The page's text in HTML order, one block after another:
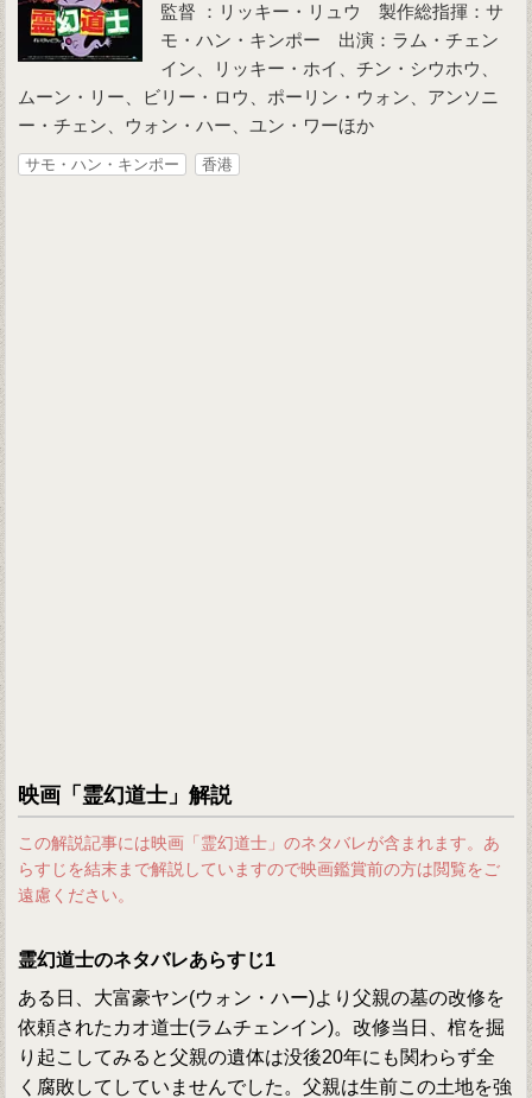
監督 ：リッキー・リュウ 製作総指揮：サ
モ・ハン・キンポー 出演：ラム・チェン
イン、リッキー・ホイ、チン・シウホウ、
ムーン・リー、ビリー・ロウ、ポーリン・ウォン、アンソニ
ー・チェン、ウォン・ハー、ユン・ワーほか
サモ・ハン・キンポー 香港
映画「霊幻道士」解説
この解説記事には映画「霊幻道士」のネタバレが含まれます。あ
らすじを結末まで解説していますので映画鑑賞前の方は閲覧をご
遠慮ください。
霊幻道士のネタバレあらすじ1
ある日、大富豪ヤン(ウォン・ハー)より父親の墓の改修を
依頼されたカオ道士(ラムチェンイン)。改修当日、棺を掘
り起こしてみると父親の遺体は没後20年にも関わらず全
く腐敗してしていませんでした。父親は生前この土地を強